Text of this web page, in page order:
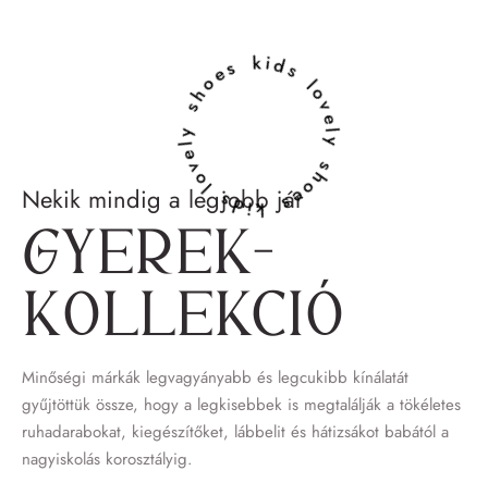
Nekik mindig a legjobb jár
Gyerek­
kollekció
Minőségi márkák legvagyányabb és legcukibb kínálatát
gyűjtöttük össze, hogy a legkisebbek is megtalálják a tökéletes
ruhadarabokat, kiegészítőket, lábbelit és hátizsákot babától a
nagyiskolás korosztályig.
lovely shoes kids lovely shoes kids